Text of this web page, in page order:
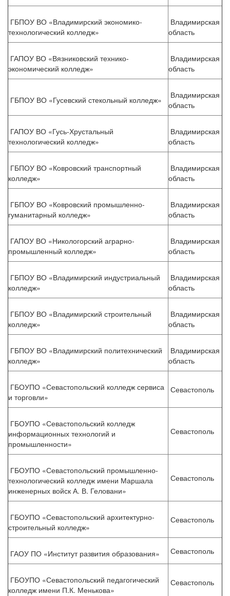
ГБПОУ ВО «Владимирский экономико-
технологический колледж»
Владимирская
область
ГАПОУ ВО «Вязниковский технико-
экономический колледж»
Владимирская
область
ГБПОУ ВО «Гусевский стекольный колледж»
Владимирская
область
ГАПОУ ВО «Гусь-Хрустальный
технологический колледж»
Владимирская
область
ГБПОУ ВО «Ковровский транспортный
колледж»
Владимирская
область
ГБПОУ ВО «Ковровский промышленно-
гуманитарный колледж»
Владимирская
область
ГАПОУ ВО «Никологорский аграрно-
промышленный колледж»
Владимирская
область
ГБПОУ ВО «Владимирский индустриальный
колледж»
Владимирская
область
ГБПОУ ВО «Владимирский строительный
колледж»
Владимирская
область
ГБПОУ ВО «Владимирский политехнический
колледж»
Владимирская
область
ГБОУПО «Севастопольский колледж сервиса
и торговли»
Севастополь
ГБОУПО «Севастопольский колледж
информационных технологий и
промышленности»
Севастополь
ГБОУПО «Севастопольский промышленно-
технологический колледж имени Маршала
инженерных войск А. В. Геловани»
Севастополь
ГБОУПО «Севастопольский архитектурно-
строительный колледж»
Севастополь
ГАОУ ПО «Институт развития образования» Севастополь
ГБОУПО «Севастопольский педагогический
колледж имени П.К. Менькова»
Севастополь